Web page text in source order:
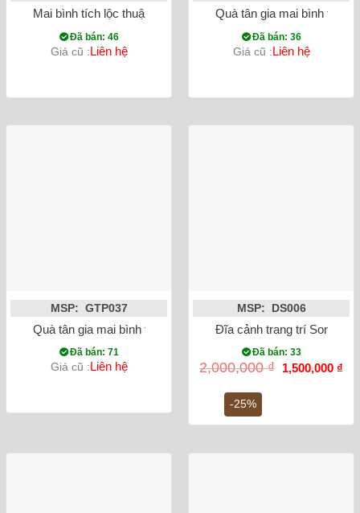
Mai bình tích lộc thuận buồm xuôi gió nền trắng màu đỏ vẽ
Đã bán: 46
Giá cũ :Liên hệ
Quà tân gia mai bình tích
Đã bán: 36
Giá cũ :Liên hệ
MSP: GTP037
Quà tân gia mai bình tích lộc công danh phú quý vẽ vàng
Đã bán: 71
Giá cũ :Liên hệ
-25%
MSP: DS006
Đĩa cảnh trang trí Song
Đã bán: 33
2,000,000₫
Giá
gốc
1,500,000 ₫